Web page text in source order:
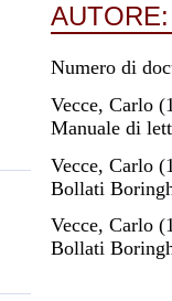
Numero di
Vecce, Carlo
Manuale di
Vecce, Carlo
Bollati
Vecce, Carlo
Bollati